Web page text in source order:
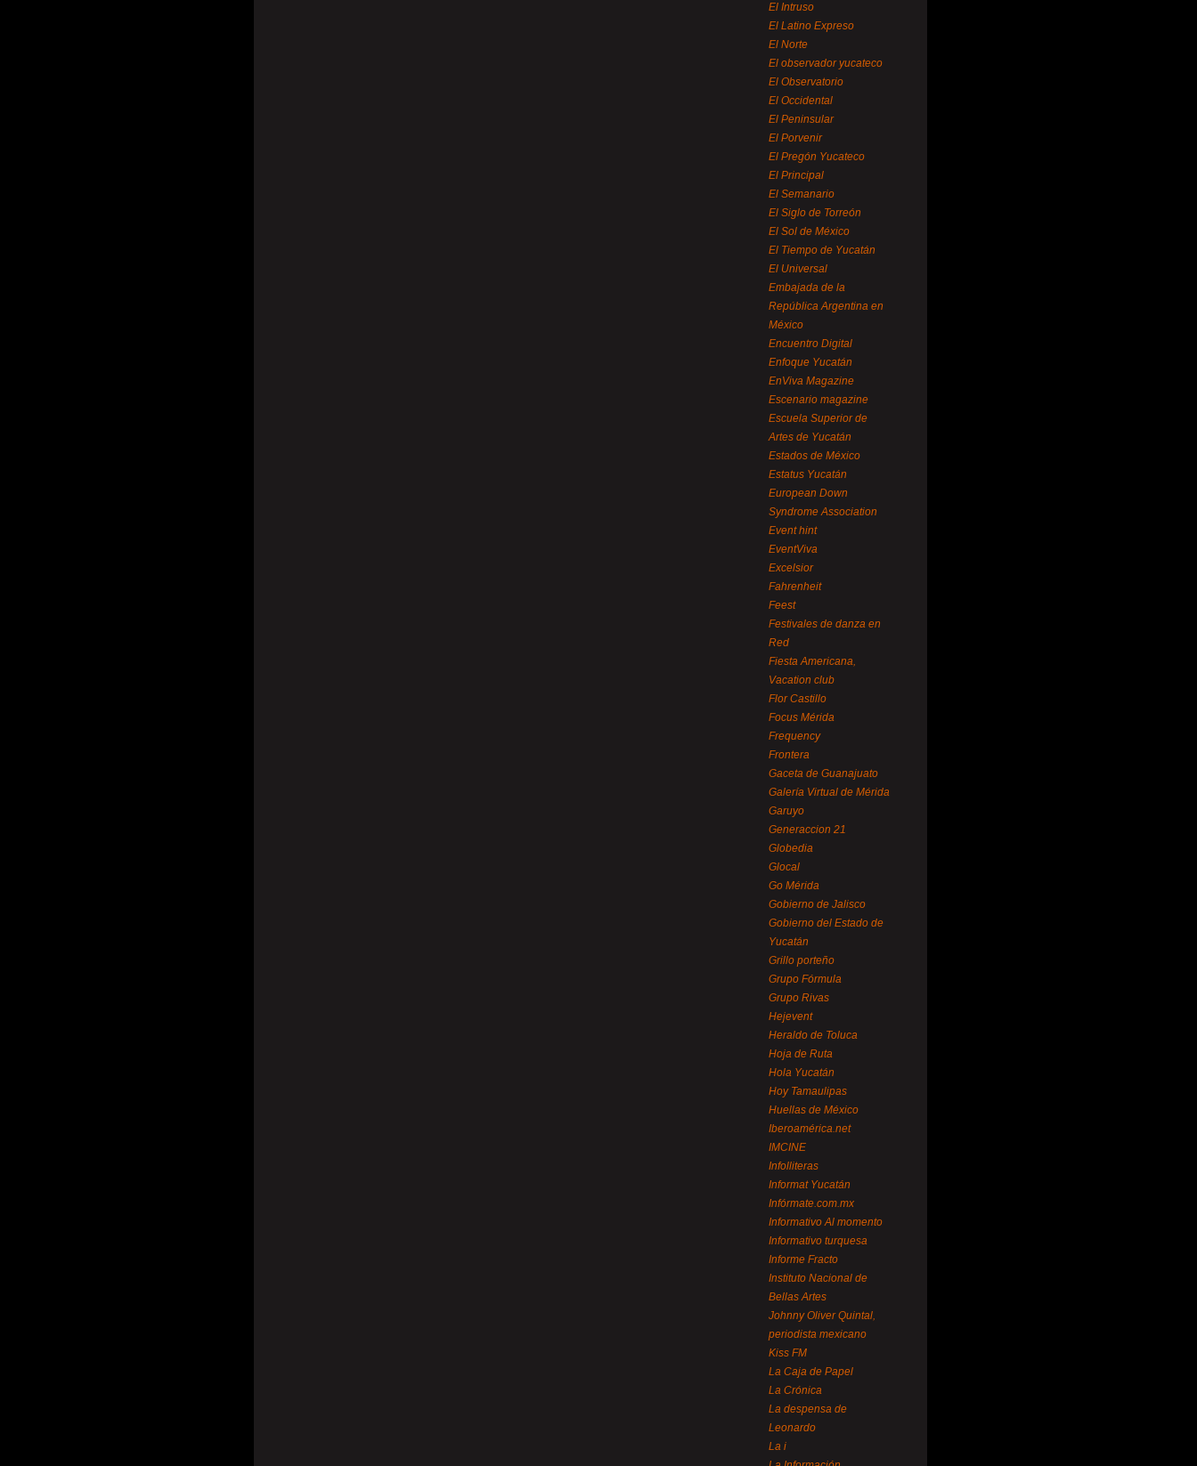
El Intruso
El Latino Expreso
El Norte
El observador yucateco
El Observatorio
El Occidental
El Peninsular
El Porvenir
El Pregón Yucateco
El Principal
El Semanario
El Siglo de Torreón
El Sol de México
El Tiempo de Yucatán
El Universal
Embajada de la
República Argentina en
México
Encuentro Digital
Enfoque Yucatán
EnViva Magazine
Escenario magazine
Escuela Superior de
Artes de Yucatán
Estados de México
Estatus Yucatán
European Down
Syndrome Association
Event hint
EventViva
Excelsior
Fahrenheit
Feest
Festivales de danza en
Red
Fiesta Americana,
Vacation club
Flor Castillo
Focus Mérida
Frequency
Frontera
Gaceta de Guanajuato
Galería Virtual de Mérida
Garuyo
Generaccion 21
Globedia
Glocal
Go Mérida
Gobierno de Jalisco
Gobierno del Estado de
Yucatán
Grillo porteño
Grupo Fórmula
Grupo Rivas
Hejevent
Heraldo de Toluca
Hoja de Ruta
Hola Yucatán
Hoy Tamaulipas
Huellas de México
Iberoamérica.net
IMCINE
Infolliteras
Informat Yucatán
Infórmate.com.mx
Informativo Al momento
Informativo turquesa
Informe Fracto
Instituto Nacional de
Bellas Artes
Johnny Oliver Quintal,
periodista mexicano
Kiss FM
La Caja de Papel
La Crónica
La despensa de
Leonardo
La i